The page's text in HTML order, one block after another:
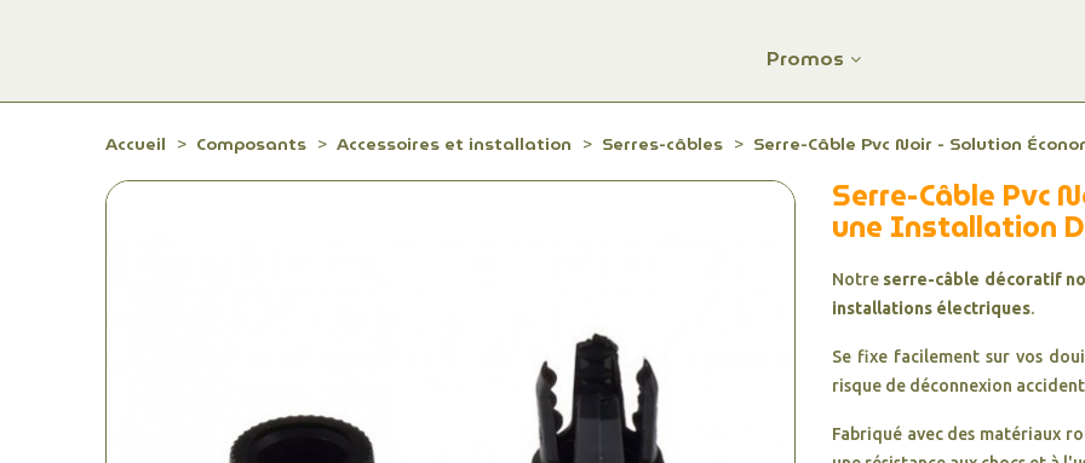
Promos
Accueil Composants Accessoires et installation Serres-câbles Serre-Câble Pvc Noir - Solution
Serre-Câble Pvc
une Installation
Notre serre-câble décoratif
installations électriques.
Se fixe facilement sur vos
risque de déconnexion
Fabriqué avec des matériaux